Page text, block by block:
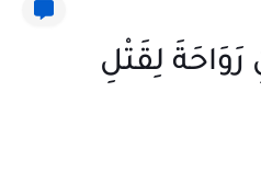
رَوَاحَةَ لِقَتْلِ